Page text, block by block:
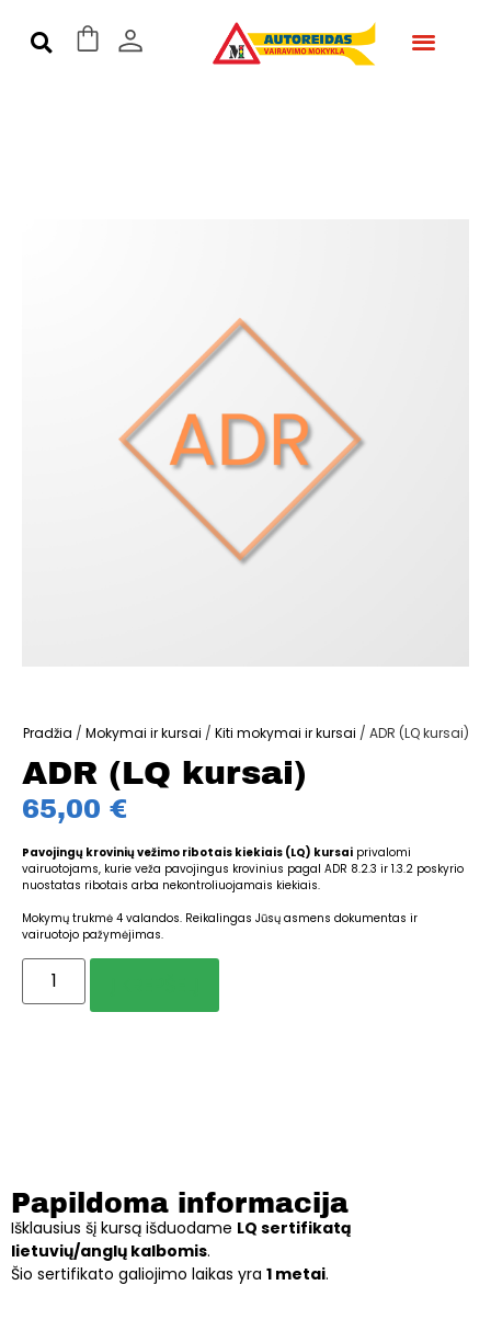
Pradžia / Mokymai ir kursai / Kiti mokymai ir kursai / ADR (LQ kursai)
ADR (LQ kursai)
65,00 €
Pavojingų krovinių vežimo ribotais kiekiais (LQ) kursai privalomi
vairuotojams, kurie veža pavojingus krovinius pagal ADR 8.2.3 ir 1.3.2 poskyrio
nuostatas ribotais arba nekontroliuojamais kiekiais.
Mokymų trukmė 4 valandos. Reikalingas Jūsų asmens dokumentas ir
vairuotojo pažymėjimas.
Papildoma informacija
Išklausius šį kursą išduodame LQ sertifikatą
lietuvių/anglų kalbomis.
Šio sertifikato galiojimo laikas yra 1 metai.